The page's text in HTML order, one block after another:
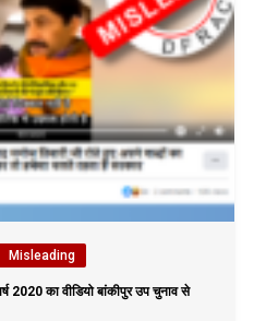
Misleading
2020 का वीडियो बांकीपुर उप चुनाव से